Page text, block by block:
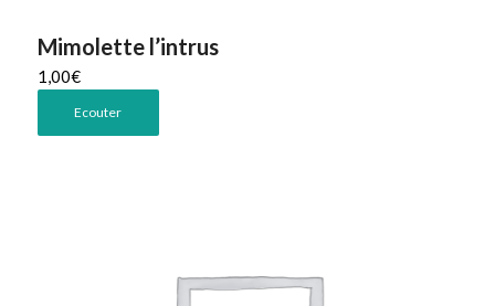
Mimolette l’intrus
1,00€
Ecouter